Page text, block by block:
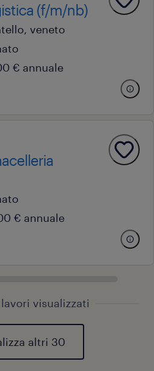
(f/m/nb)
veneto
€ annuale
€ annuale
visualizzati
altri 30